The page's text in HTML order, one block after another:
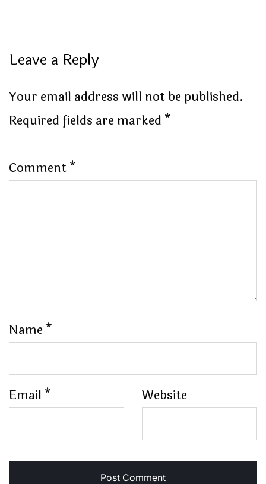
Leave a Reply
Your email address will not be published.
Required fields are marked *
Comment*
Name *
Email * Website